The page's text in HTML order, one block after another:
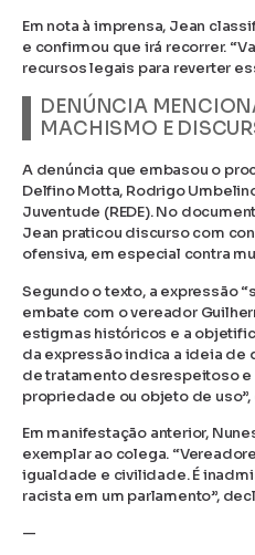
Em nota à imprensa, Jean
e confirmou que irá recorrer.
recursos legais para reverter
DENÚNCIA
MACHISMO E
A denúncia que embasou o
Delfino Motta, Rodrigo
Juventude (REDE). No
Jean praticou discurso com
ofensiva, em especial contra
Segundo o texto, a expressão
embate com o vereador
estigmas históricos e a
da expressão indica a ideia de
de tratamento desrespeitoso
propriedade ou objeto de uso”,
Em manifestação anterior,
exemplar ao colega.
igualdade e civilidade. É
racista em um parlamento”,
—